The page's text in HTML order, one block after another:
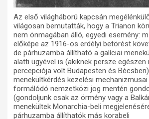
Az első világháború kapcsán
világosan bemutatták, hogy a Trianon
nem önmagában álló, egyedi esemény:
előképe az 1916-os erdélyi betörést
de párhuzamba állítható a galíciai
alatti ügyével is (akiknek persze egészen
percepciója volt Budapesten és
menekültkérdés kezelési
formálódó nemzetközi jog mentén
(gondoljunk csak az örmény vagy a
menekültek Monarchia-beli
párhuzamba állíthatók más korabeli